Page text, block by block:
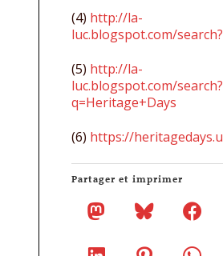
(4) http://la-
luc.blogspot.com/
(5) http://la-
luc.blogspot.com/search?
q=Heritage+Days
(6) https://
Partager et imprimer